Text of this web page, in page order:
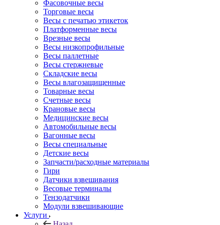
Фасовочные весы
Торговые весы
Весы с печатью этикеток
Платформенные весы
Врезные весы
Весы низкопрофильные
Весы паллетные
Весы стержневые
Складские весы
Весы влагозащищенные
Товарные весы
Счетные весы
Крановые весы
Медицинские весы
Автомобильные весы
Вагонные весы
Весы специальные
Детские весы
Запчасти/расходные материалы
Гири
Датчики взвешивания
Весовые терминалы
Тензодатчики
Модули взвешивающие
Услуги